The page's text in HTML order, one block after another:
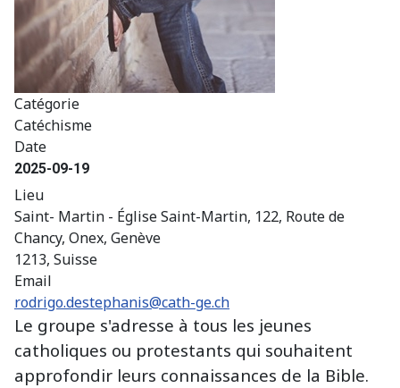
Catégorie
Catéchisme
Date
2025-09-19
Lieu
Saint- Martin - Église Saint-Martin, 122, Route de
Chancy, Onex, Genève
1213, Suisse
Email
rodrigo.destephanis@cath-ge.ch
Le groupe s'adresse à tous les jeunes
catholiques ou protestants qui souhaitent
approfondir leurs connaissances de la Bible.